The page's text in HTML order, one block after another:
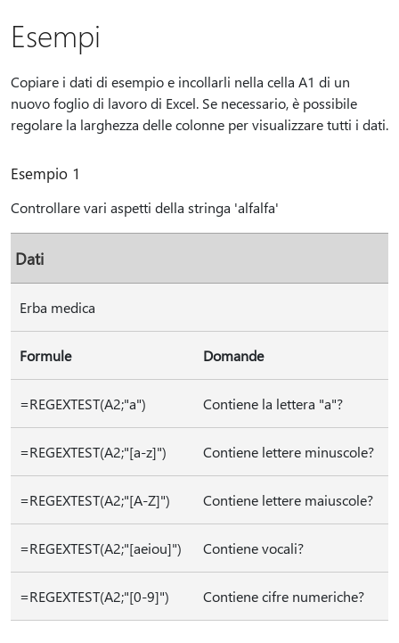
Esempi
Copiare i dati di esempio e incollarli nella cella A1 di un
nuovo foglio di lavoro di Excel. Se necessario, è possibile
regolare la larghezza delle colonne per visualizzare tutti i dati.
Esempio 1
Controllare vari aspetti della stringa 'alfalfa'
Dati
Erba medica
Formule Domande
=REGEXTEST(A2;"a") Contiene la lettera "a"?
=REGEXTEST(A2;"[a-z]") Contiene lettere minuscole?
=REGEXTEST(A2;"[A-Z]") Contiene lettere maiuscole?
=REGEXTEST(A2;"[aeiou]") Contiene vocali?
=REGEXTEST(A2;"[0-9]") Contiene cifre numeriche?